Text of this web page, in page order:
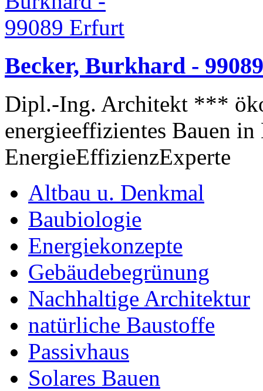
Becker, Burkhard -
Dipl.-Ing. Architekt ***
energieeffizientes Bauen
EnergieEffizienzExperte
Altbau u. Denkmal
Baubiologie
Energiekonzepte
Gebäudebegrünung
Nachhaltige Architektur
natürliche Baustoffe
Passivhaus
Solares Bauen